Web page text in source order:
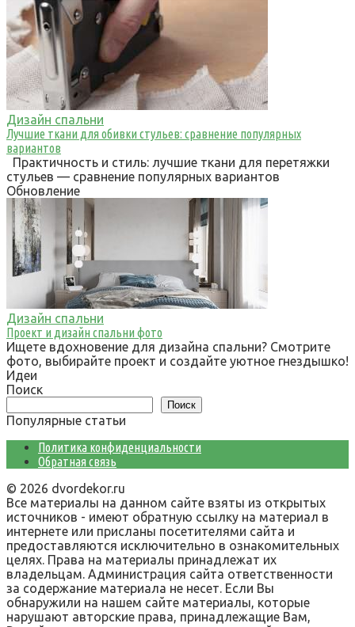
Дизайн спальни
Лучшие ткани для обивки стульев: сравнение популярных
вариантов
Практичность и стиль: лучшие ткани для перетяжки
стульев — сравнение популярных вариантов
Обновление
Дизайн спальни
Проект и дизайн спальни фото
Ищете вдохновение для дизайна спальни? Смотрите
фото, выбирайте проект и создайте уютное гнездышко!
Идеи
Поиск
Поиск
Популярные статьи
Политика конфиденциальности
Обратная связь
© 2026 dvordekor.ru
Все материалы на данном сайте взяты из открытых
источников - имеют обратную ссылку на материал в
интернете или присланы посетителями сайта и
предоставляются исключительно в ознакомительных
целях. Права на материалы принадлежат их
владельцам. Администрация сайта ответственности
за содержание материала не несет. Если Вы
обнаружили на нашем сайте материалы, которые
нарушают авторские права, принадлежащие Вам,